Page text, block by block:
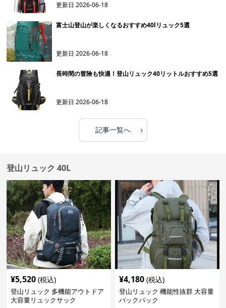
更新日2026-06-18
富士山登山が楽しくなるおすすめ40lリュック5選
更新日2026-06-18
長時間の冒険も快適！登山リュック40リットルおすすめ5選
更新日2026-06-18
記事一覧へ ›
登山リュック 40L
¥5,520 (税込)
登山リュック 多機能アウトドア
大容量リュックサック
¥4,180 (税込)
登山リュック 機能性抜群 大容量
バックパック